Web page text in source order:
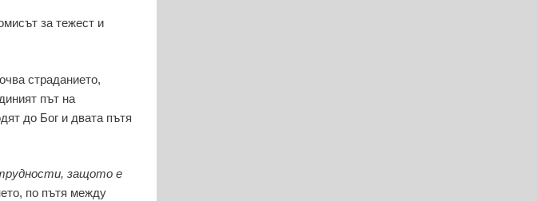
за тежест и
страданието,
път на
до Бог и двата пътя
защото е
по пътя между